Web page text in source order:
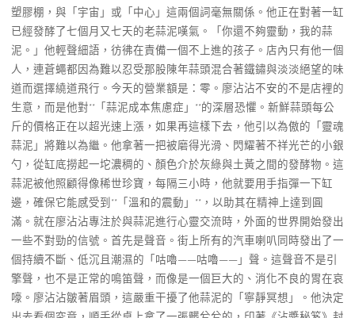
塑膠棚，與「宇宙」或「中心」這兩個詞毫無關係。他正在對著一缸
已經發酵了七個月又七天的老蒜泥嘆氣。「你還不夠靈動，我的蒜
泥。」他輕聲細語，彷彿在責備一個不上進的孩子。店內只有他一個
人，連蒼蠅都因為難以忍受那股陳年蒜頭混合著鐵鏽與淡淡絕望的味
道而選擇繞道飛行。今天的營業額是：零。廖沾沾不安的不是店裡的
生意，而是他對**「蒜泥成本焦慮症」**的深層恐懼。新鮮蒜頭每公
斤的價格正在以超光速上漲，如果再這樣下去，他引以為傲的「靈魂
蒜泥」將難以為繼。他拿著一把被磨得光滑、閃耀著不祥光芒的小銀
勺，從缸底撈起一坨濃稠的、顏色介於灰綠與土黃之間的發酵物。這
蒜泥被他照顧得像稀世珍寶，每隔三小時，他就要用手指彈一下缸
邊，確保它能感受到**「溫和的震動」**，以助其在精神上達到圓
滿。就在廖沾沾專注於與蒜泥進行心靈交流時，外面的世界開始發出
一些不對勁的信號。首先是聲音。街上所有的汽車喇叭同時發出了一
個持續不斷、低沉且潮濕的「咕嚕——咕嚕——」聲。這聲音不是引
擎聲，也不是正常的鳴笛聲，而像是一個巨大的、消化不良的胃在哀
嚎。廖沾沾皺著眉頭，這嚴重干擾了他蒜泥的「寧靜冥想」。他決定